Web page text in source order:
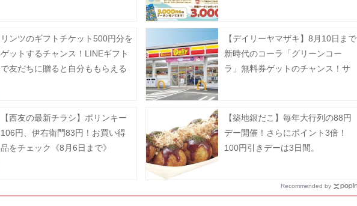
リンツのギフトチケット500円分を
ゲットするチャンス！LINEギフト
で友だちに贈ると自分ももらえる
【デイリーヤマザキ】8月10日まで
新時代のコーラ「グリーンコー
ラ」無料券ゲットのチャンス！サ
【西友の最新チラシ】ポリンキー
106円、伊右衛門83円！お買い得
品をチェック《8月6日まで》
【築地銀だこ】毎年大行列の88円
デー開催！さらにポイント3倍！
100円引きデーは3日間。
Recommended by